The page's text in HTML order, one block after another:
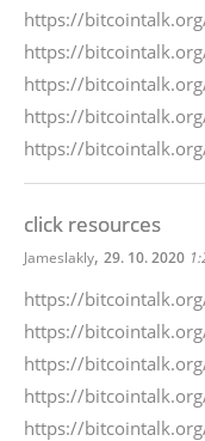
https://
https://
https://
https://
https://
click resources
Jameslakly, 29. 10. 2020
https://
https://
https://
https://
https://